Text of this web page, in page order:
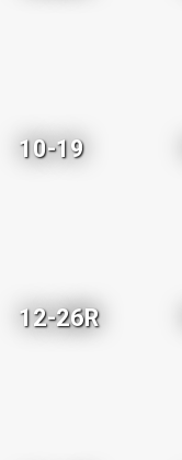
10-19
12-26R